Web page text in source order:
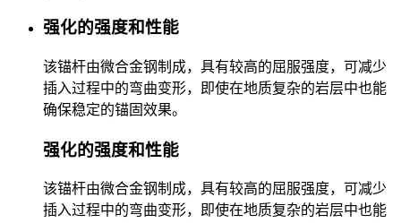
强化的强度和性能
该锚杆由微合金钢制成，具有较高的屈服强度，可减少
插入过程中的弯曲变形，即使在地质复杂的岩层中也能
确保稳定的锚固效果。
强化的强度和性能
该锚杆由微合金钢制成，具有较高的屈服强度，可减少
插入过程中的弯曲变形，即使在地质复杂的岩层中也能